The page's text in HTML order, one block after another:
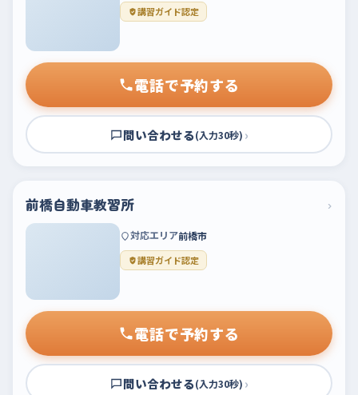
講習ガイド認定
電話で予約する
問い合わせる(入力30秒) ›
前橋自動車教習所 ›
対応エリア前橋市
講習ガイド認定
電話で予約する
問い合わせる(入力30秒) ›